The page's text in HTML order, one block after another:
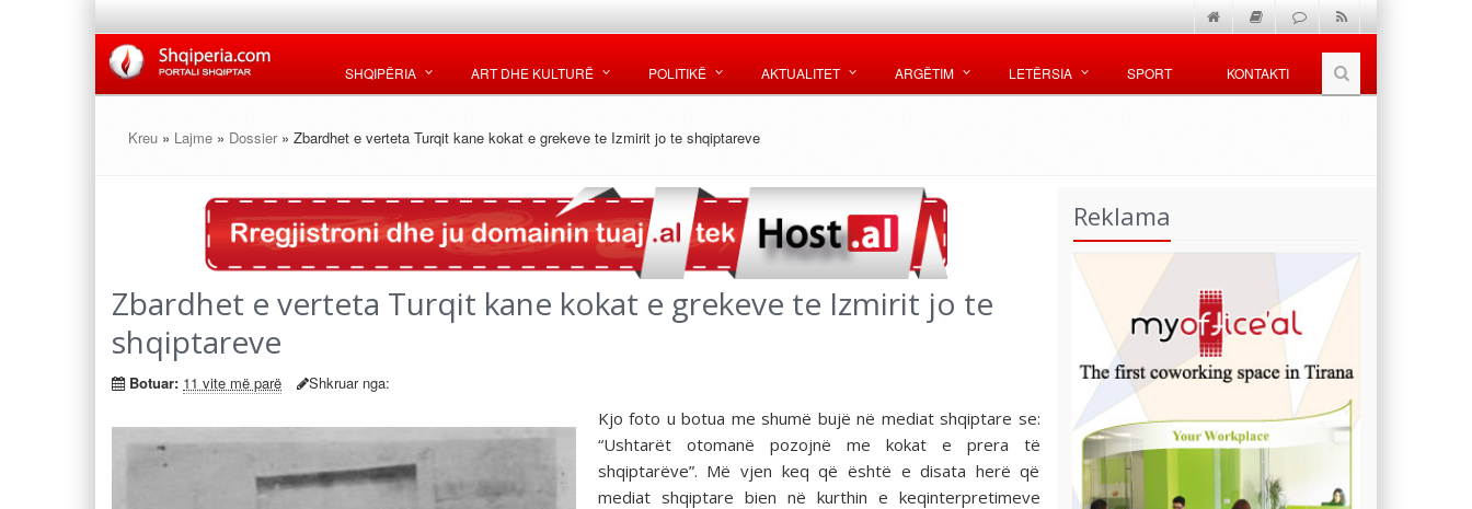
SHQIPËRIA ART DHE KULTURË POLITIKË AKTUALITET ARGËTIM LETËRSIA SPORT KONTAKTI
Kreu » Lajme » Dossier » Zbardhet e verteta Turqit kane kokat e grekeve te Izmirit jo te shqiptareve
Zbardhet e verteta Turqit kane kokat e grekeve te Izmirit jo te
shqiptareve
Botuar: 11 vite më parë Shkruar nga:
Kjo foto u botua me shumë bujë në mediat shqiptare se:
“Ushtarët otomanë pozojnë me kokat e prera të
shqiptarëve”. Më vjen keq që është e disata herë që
mediat shqiptare bien në kurthin e keqinterpretimeve
Reklama